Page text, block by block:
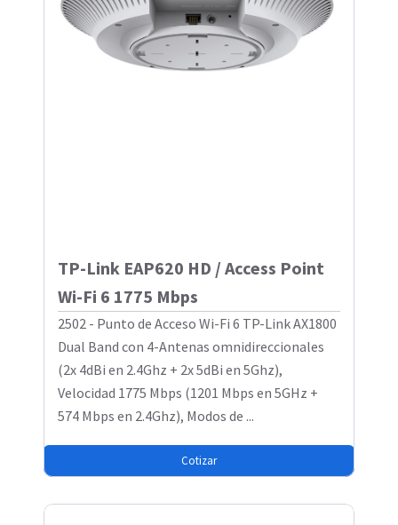
TP-Link EAP620 HD / Access Point
Wi-Fi 6 1775 Mbps
2502 - Punto de Acceso Wi-Fi 6 TP-Link AX1800
Dual Band con 4-Antenas omnidireccionales
(2x 4dBi en 2.4Ghz + 2x 5dBi en 5Ghz),
Velocidad 1775 Mbps (1201 Mbps en 5GHz +
574 Mbps en 2.4Ghz), Modos de ...
Cotizar